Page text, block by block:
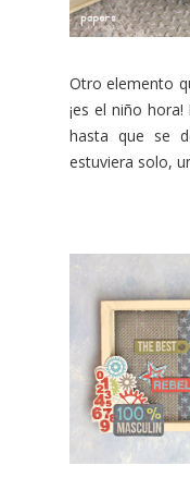
Otro elemento
¡es el niño
hasta que se
estuviera solo,